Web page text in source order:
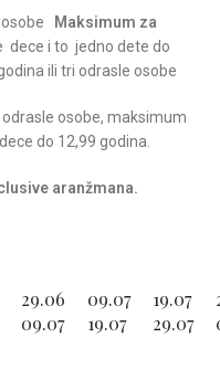
Maksimum za
dece i to jedno dete do
ili tri odrasle osobe
osobe, maksimum
do 12,99 godina.
aranžmana.
29.06
09.07
09.07
19.07
19.07
29.07